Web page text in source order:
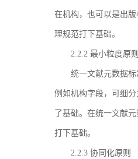
在机构，也可以是出
理规范打下基础。
2.2.2 最小粒度原
统一文献元数据
例如机构字段，可细
了基础。在统一文献
打下基础。
2.2.3 协同化原则